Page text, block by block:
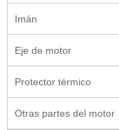
Imán
Eje de motor
Protector térmico
Otras partes del motor